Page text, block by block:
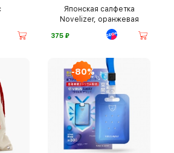
Японская салфетка
Novelizer, оранжевая
375 ⃏
-80%